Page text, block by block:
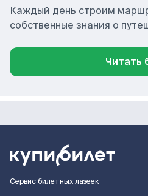
Каждый день строим
собственные знания о
Читать
Сервис билетных лазеек